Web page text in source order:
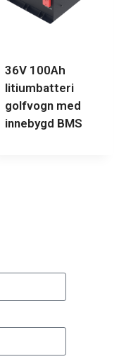
36V 100Ah
litiumbatteri
golfvogn med
innebygd BMS